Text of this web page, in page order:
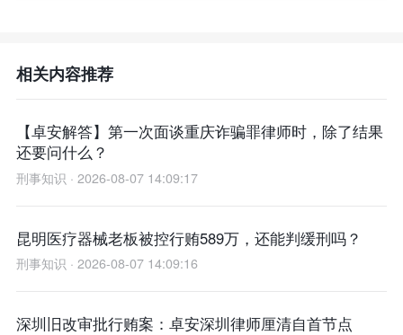
相关内容推荐
【卓安解答】第一次面谈重庆诈骗罪律师时，除了结果
还要问什么？
刑事知识 · 2026-08-07 14:09:17
昆明医疗器械老板被控行贿589万，还能判缓刑吗？
刑事知识 · 2026-08-07 14:09:16
深圳旧改审批行贿案：卓安深圳律师厘清自首节点